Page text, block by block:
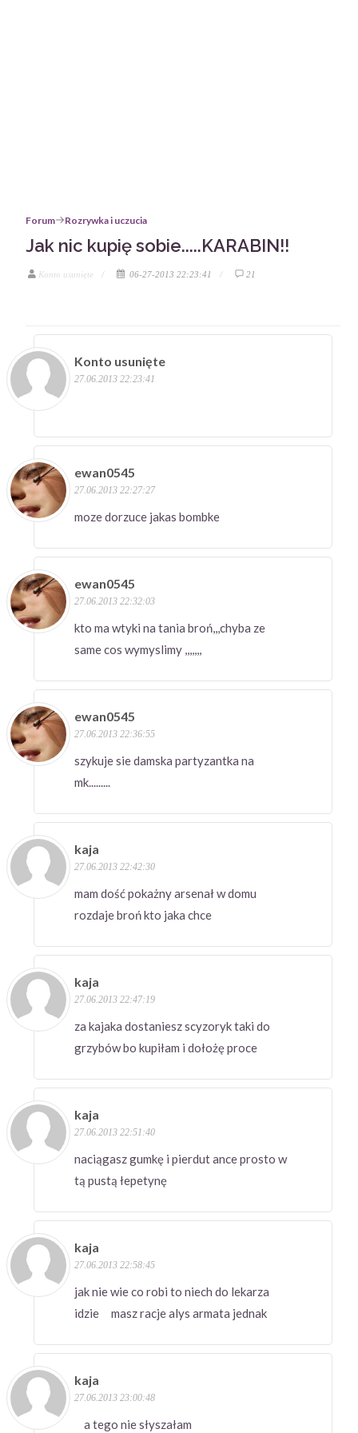
Forum Rozrywka i uczucia
Jak nic kupię sobie.....KARABIN!!
Konto usunięte 06-27-2013 22:23:41 21
Konto usunięte
27.06.2013 22:23:41
ewan0545
27.06.2013 22:27:27
moze dorzuce jakas bombke
ewan0545
27.06.2013 22:32:03
kto ma wtyki na tania broń,,,chyba ze
same cos wymyslimy ,,,,,,,
ewan0545
27.06.2013 22:36:55
szykuje sie damska partyzantka na
mk.........
kaja
27.06.2013 22:42:30
mam dość pokażny arsenał w domu
rozdaje broń kto jaka chce
kaja
27.06.2013 22:47:19
za kajaka dostaniesz scyzoryk taki do
grzybów bo kupiłam i dołożę proce
kaja
27.06.2013 22:51:40
naciągasz gumkę i pierdut ance prosto w
tą pustą łepetynę
kaja
27.06.2013 22:58:45
jak nie wie co robi to niech do lekarza
idzie masz racje alys armata jednak
kaja
27.06.2013 23:00:48
a tego nie słyszałam